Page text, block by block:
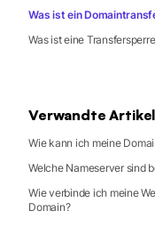
Was ist ein
Was ist eine
Verwandte Artikel
Wie kann ich meine
Welche Nameserver sind
Wie verbinde ich meine
Domain?